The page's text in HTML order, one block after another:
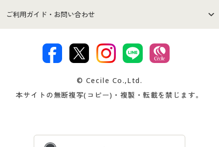
セシールご利用規約
著作権・商標について 会社案内
商品カテゴリ
プレゼント＆キャンペーン サイトマップ
ご利用ガイド・お問い合わせ
交換・返品は お支払は
ついて
忘れの場合
© Cecile Co.,Ltd.
本サイトの無断複写(コピー)・複製・転載を禁じます。